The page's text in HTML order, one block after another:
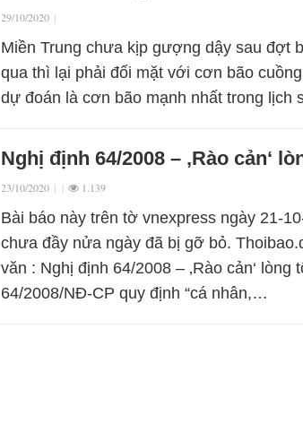
29/10/2020 |
Miền Trung chưa kịp gượng dậy sau đợt
qua thì lại phải đối mặt với cơn bão
dự đoán là cơn bão mạnh nhất trong lịch
Nghị định 64/2008 – ‚Rào cản‘
23/10/2020 | | 1.139
Bài báo này trên tờ vnexpress ngày 21-
chưa đầy nửa ngày đã bị gỡ bỏ.
văn : Nghị định 64/2008 – ‚Rào cản‘ lòng
64/2008/NĐ-CP quy định “cá nhân,…